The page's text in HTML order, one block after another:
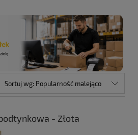
Sortuj wg: Popularność malejąco
- Złota